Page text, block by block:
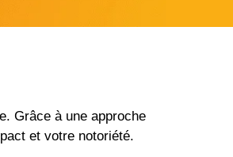
Grâce à une approche
et votre notoriété.